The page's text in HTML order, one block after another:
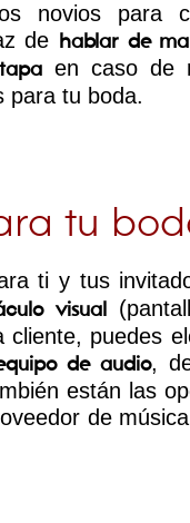
novios para
de hablar de
en caso de
para tu boda.
tu
ti y tus
visual
puedes
de audio,
están las
de